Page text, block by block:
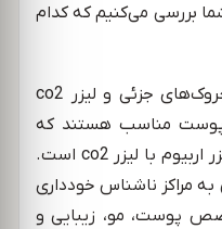
بررسی می‌کنیم که کدام
لیزر اربیوم برای درمان چین و چروک‌های جزئی و لیزر co2
پوست مناسب هستند که
همین مورد، اصلی‌ترین تفاوت لیزر اربیوم با لیزر co2 است.
مراکز ناشناس خودداری
پوست، مو، زیبایی و